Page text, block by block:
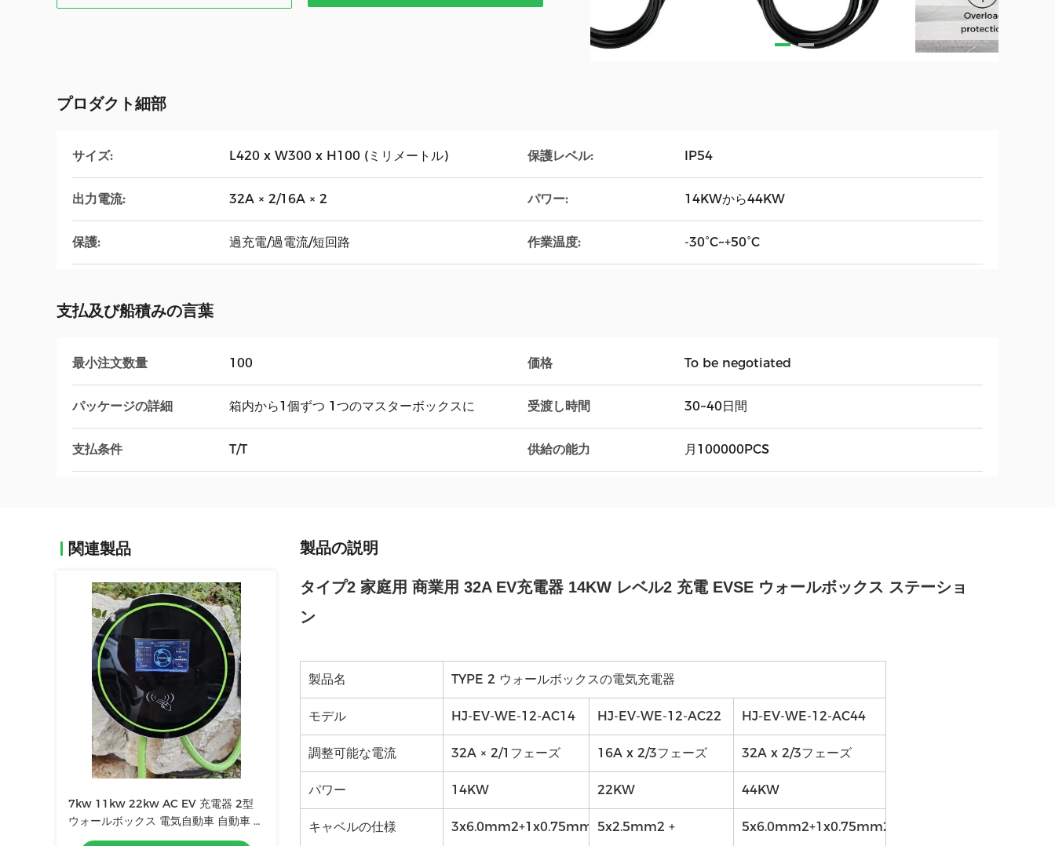
プロダクト細部
サイズ: L420 x W300 x H100 (ミリメートル) 保護レベル: IP54
出力電流: 32A × 2/16A × 2 パワー: 14KWから44KW
保護: 過充電/過電流/短回路 作業温度: -30°C~+50°C
支払及び船積みの言葉
最小注文数量 100 価格 To be negotiated
パッケージの詳細 箱内から1個ずつ 1つのマスターボックスに 受渡し時間 30~40日間
支払条件 T/T 供給の能力 月100000PCS
関連製品
7kw 11kw 22kw AC EV 充電器 2型
ウォールボックス 電気自動車 自動車 充
電ステーション
製品の説明
タイプ2 家庭用 商業用 32A EV充電器 14KW レベル2 充電 EVSE ウォールボックス ステーショ
ン
製品名 TYPE 2 ウォールボックスの電気充電器
モデル HJ-EV-WE-12-AC14 HJ-EV-WE-12-AC22 HJ-EV-WE-12-AC44
調整可能な電流 32A × 2/1フェーズ 16A x 2/3フェーズ 32A x 2/3フェーズ
パワー 14KW 22KW 44KW
キャベルの仕様 3x6.0mm2+1x0.75mm25x2.5mm2 +
5x6.0mm2+1x0.75mm2